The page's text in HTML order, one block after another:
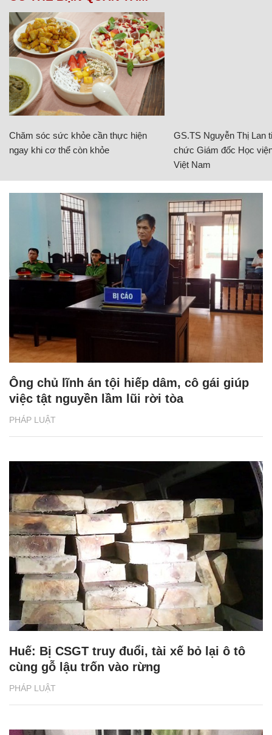
Chăm sóc sức khỏe cần thực hiện
ngay khi cơ thể còn khỏe
GS.TS Nguyễn Thị Lan
chức Giám đốc Học
Việt Nam
PHÁP LUẬT
Ông chủ lĩnh án tội hiếp dâm, cô gái giúp
việc tật nguyền lầm lũi rời tòa
PHÁP LUẬT
Huế: Bị CSGT truy đuổi, tài xế bỏ lại ô tô
cùng gỗ lậu trốn vào rừng